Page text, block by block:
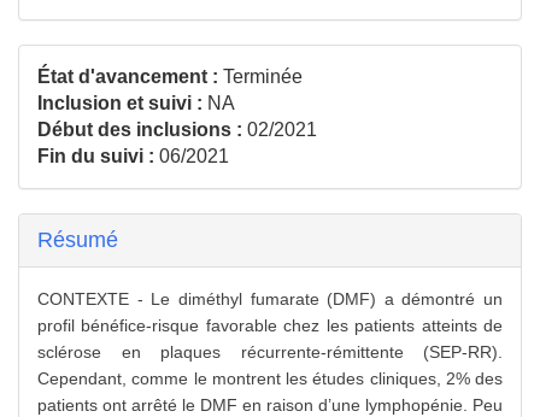
État d'avancement : Terminée
Inclusion et suivi : NA
Début des inclusions : 02/2021
Fin du suivi : 06/2021
Résumé
CONTEXTE - Le diméthyl fumarate (DMF) a démontré un
profil bénéfice-risque favorable chez les patients atteints de
sclérose en plaques récurrente-rémittente (SEP-RR).
Cependant, comme le montrent les études cliniques, 2% des
patients ont arrêté le DMF en raison d’une lymphopénie. Peu